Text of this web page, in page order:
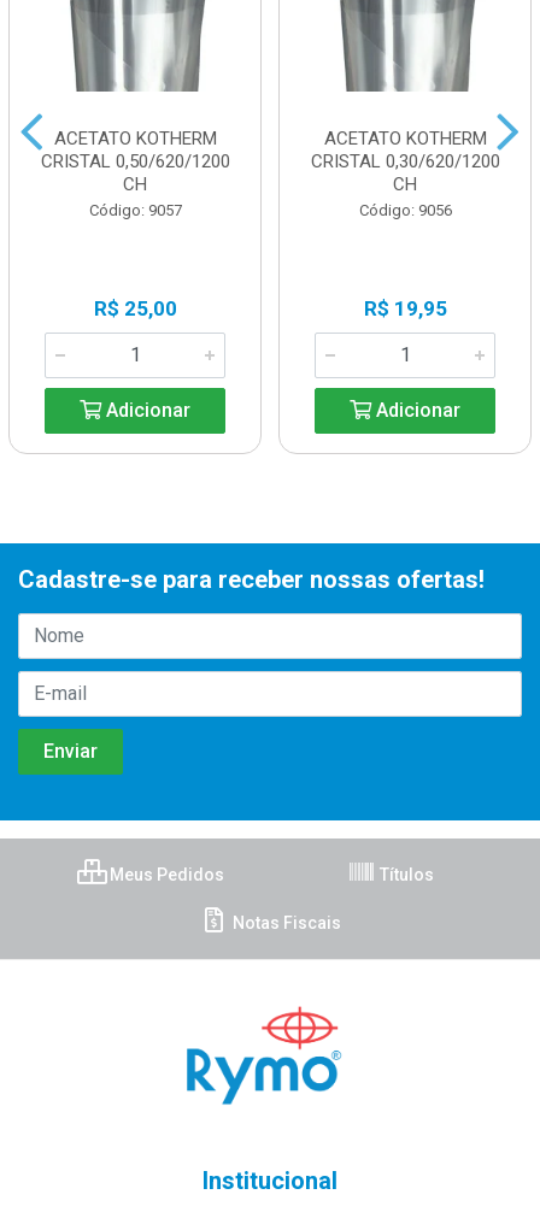
ACETATO KOTHERM
CRISTAL 0,50/620/1200
CH
Código: 9057
R$ 25,00
Adicionar
ACETATO KOTHERM
CRISTAL 0,30/620/1200
CH
Código: 9056
R$ 19,95
Adicionar
Cadastre-se para receber nossas ofertas!
Meus Pedidos Títulos
Notas Fiscais
Institucional